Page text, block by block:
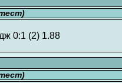
0:1 (2) 1.88